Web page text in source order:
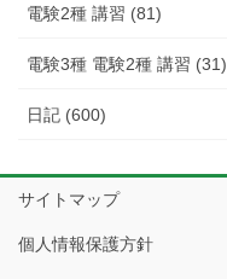
電験2種 講習 (81)
電験3種 電験2種 講習 (31)
日記 (600)
サイトマップ
個人情報保護方針